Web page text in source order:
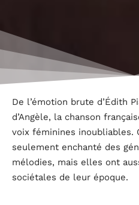
De l’émotion brute d’Édith
d’Angèle, la chanson
voix féminines inoubliables.
seulement enchanté des
mélodies, mais elles ont
sociétales de leur époque.